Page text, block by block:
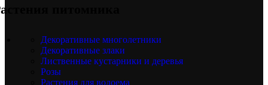
питомника
Декоративные многолетники
Декоративные злаки
Лиственные кустарники и деревья
Розы
Растения для водоема